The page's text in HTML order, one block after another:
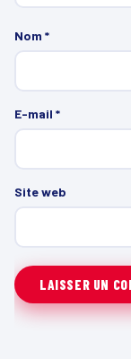
Nom *
E-mail *
Site web